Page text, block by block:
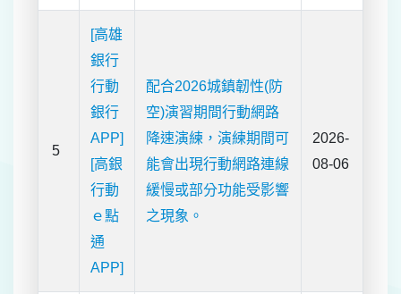
5
[高雄
銀行
行動
銀行
APP]
[高銀
行動
ｅ點
通
APP]
配合2026城鎮韌性(防
空)演習期間行動網路
降速演練，演練期間可
能會出現行動網路連線
緩慢或部分功能受影響
之現象。
2026-
08-06